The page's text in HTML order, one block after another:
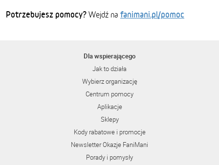
Potrzebujesz pomocy? Wejdź na fanimani.pl/pomoc
Dla wspierającego
Jak to działa
Wybierz organizację
Centrum pomocy
Aplikacje
Sklepy
Kody rabatowe i promocje
Newsletter Okazje FaniMani
Porady i pomysły